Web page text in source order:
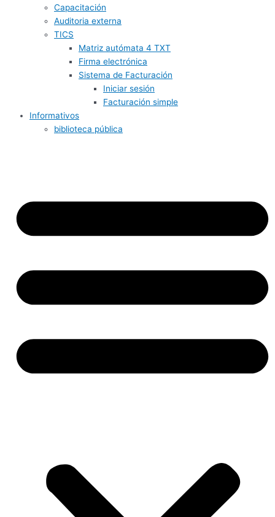
Capacitación
Auditoria externa
TICS
Matriz autómata 4 TXT
Firma electrónica
Sistema de Facturación
Iniciar sesión
Facturación simple
Informativos
biblioteca pública